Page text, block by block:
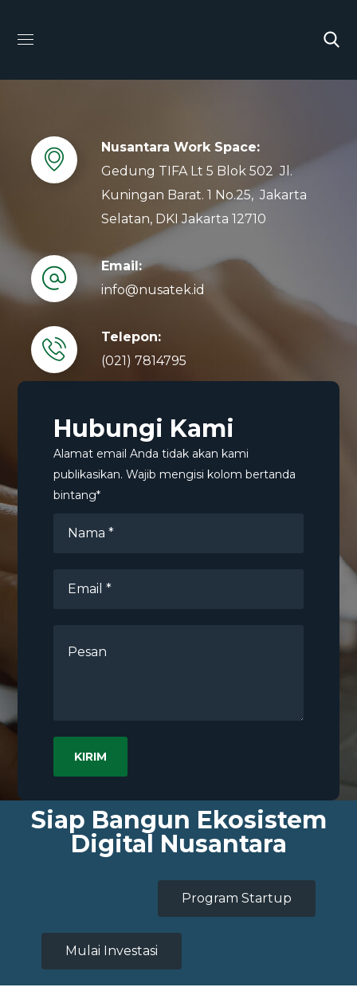
Nusantara Work Space:
Gedung TIFA Lt 5 Blok 502 Jl.
Kuningan Barat. 1 No.25, Jakarta
Selatan, DKI Jakarta 12710
Email:
info@nusatek.id
Telepon:
(021) 7814795
Hubungi Kami
Alamat email Anda tidak akan kami
publikasikan. Wajib mengisi kolom bertanda
bintang*
Siap Bangun Ekosistem
Digital Nusantara
Program Startup
Mulai Investasi